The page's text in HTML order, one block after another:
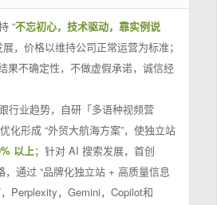
“不忘初心，技术驱动，靠实例说
，价格以维持公司正常运营为标准；
果不确定性，不做虚假承诺，诚信经
行业趋势，自研「多语种视频营
化形成 “外贸大航海方案”，使独立站
以上；针对 AI 搜索发展，首创
，通过 “品牌化独立站 + 高质量信息
Perplexity，Gemini，Copilot和